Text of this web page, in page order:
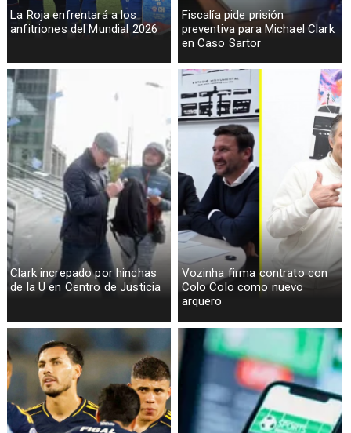
La Roja enfrentará a los
anfitriones del Mundial 2026
Fiscalía pide prisión
preventiva para Michael Clark
en Caso Sartor
Clark increpado por hinchas
de la U en Centro de Justicia
Vozinha firma contrato con
Colo Colo como nuevo
arquero